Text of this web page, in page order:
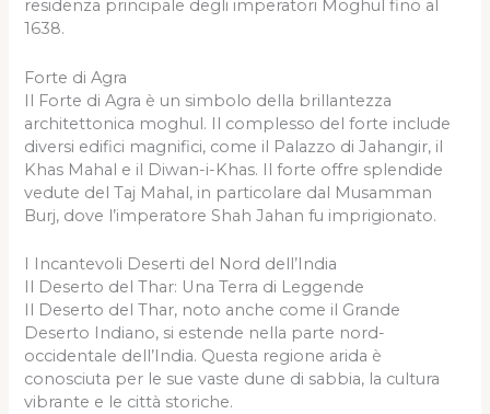
residenza principale degli imperatori Moghul fino al
1638.
Forte di Agra
Il Forte di Agra è un simbolo della brillantezza
architettonica moghul. Il complesso del forte include
diversi edifici magnifici, come il Palazzo di Jahangir, il
Khas Mahal e il Diwan-i-Khas. Il forte offre splendide
vedute del Taj Mahal, in particolare dal Musamman
Burj, dove l’imperatore Shah Jahan fu imprigionato.
I Incantevoli Deserti del Nord dell’India
Il Deserto del Thar: Una Terra di Leggende
Il Deserto del Thar, noto anche come il Grande
Deserto Indiano, si estende nella parte nord-
occidentale dell’India. Questa regione arida è
conosciuta per le sue vaste dune di sabbia, la cultura
vibrante e le città storiche.